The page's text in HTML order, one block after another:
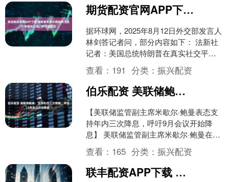
期货配资官网APP下载 特朗普希望中国能将大豆订单增加三倍，外交部回应
据环球网，2025年8月12日外交部发言人
林剑答记者问，部分内容如下： 法新社
记者：美国总统特朗普在真实社交平台
发帖称，希望中国能将大豆订单增加三
倍，这将是大幅....
查看： 191 分类：振兴配资
伯乐配资 美联储鲍曼：支持年内三次降息，呼吁9月会议开启降息
【美联储监管副主席米歇尔·鲍曼表态支
持年内三次降息，呼吁9月会议开始降
息】 美联储监管副主席米歇尔·鲍曼在最
新讲话中表明支持年内三次降息，还指
出美国近期疲弱的劳....
查看： 165 分类：振兴配资
联丰配资APP下载 新贸易关税冲击美国化肥市场